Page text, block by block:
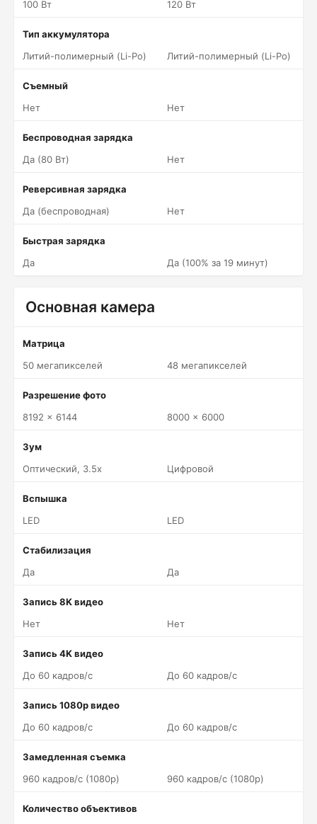
100 Вт 120 Вт
Тип аккумулятора
Литий-полимерный (Li-Po)
Литий-полимерный (Li-Po)
Съемный
Нет
Нет
Беспроводная зарядка
Да (80 Вт)
Нет
Реверсивная зарядка
Да (беспроводная)
Нет
Быстрая зарядка
Да
Да (100% за 19 минут)
Основная камера
Матрица
50 мегапикселей
48 мегапикселей
Разрешение фото
8192 x 6144
8000 x 6000
Зум
Оптический, 3.5x
Цифровой
Вспышка
LED
LED
Стабилизация
Да
Да
Запись 8K видео
Нет
Нет
Запись 4K видео
До 60 кадров/c
До 60 кадров/c
Запись 1080p видео
До 60 кадров/c
До 60 кадров/c
Замедленная съемка
960 кадров/c (1080p)
960 кадров/c (1080p)
Количество объективов